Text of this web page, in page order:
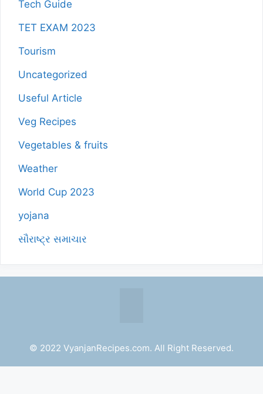
Tech Guide
TET EXAM 2023
Tourism
Uncategorized
Useful Article
Veg Recipes
Vegetables & fruits
Weather
World Cup 2023
yojana
સૌરાષ્ટ્ર સમાચાર
© 2022 VyanjanRecipes.com. All Right Reserved.